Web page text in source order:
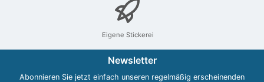
Eigene Stickerei
Newsletter
Abonnieren Sie jetzt einfach unseren regelmäßig erscheinenden